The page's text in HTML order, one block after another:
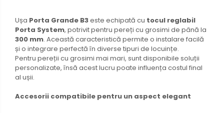
Ușa Porta Grande B3este echipată cu tocul reglabil
Porta System, potrivit pentru pereți cu grosimi de până la
300 mm. Această caracteristică permite o instalare facilă
și o integrare perfectă în diverse tipuri de locuințe.
Pentru pereții cu grosimi mai mari, sunt disponibile soluții
personalizate, însă acest lucru poate influența costul final
al ușii.
Accesorii compatibile pentru un aspect elegant